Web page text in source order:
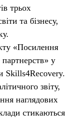
трьох
та бізнесу,
«Посилення
партнерств» у
Skills4Recovery.
звіту,
наглядових
стикаються